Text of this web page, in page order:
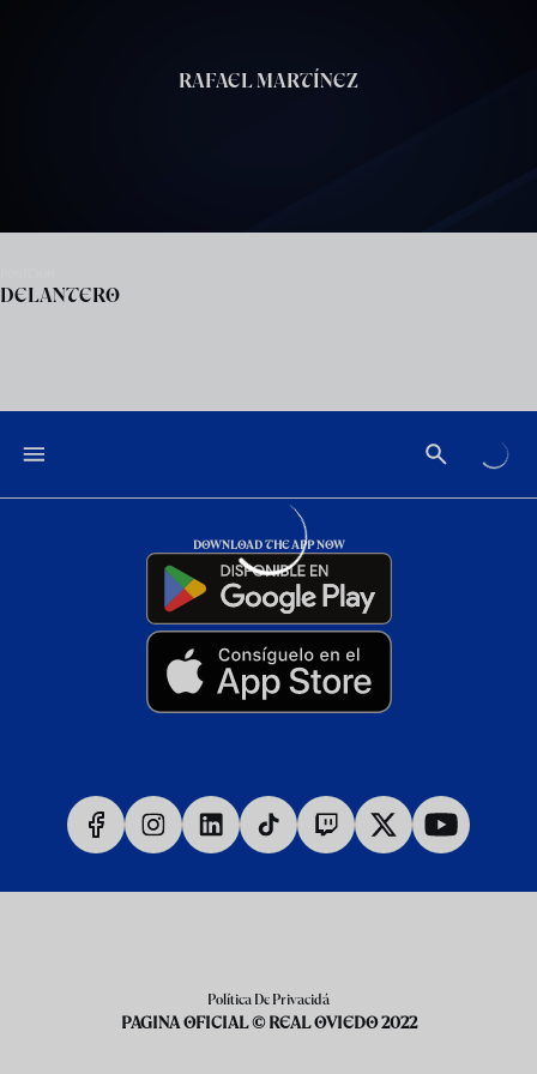
RAFAEL MARTÍNEZ
DELANTERO
DOWNLOAD THE APP NOW
Política De Privacidá
PAGINA OFICIAL © REAL OVIEDO 2022